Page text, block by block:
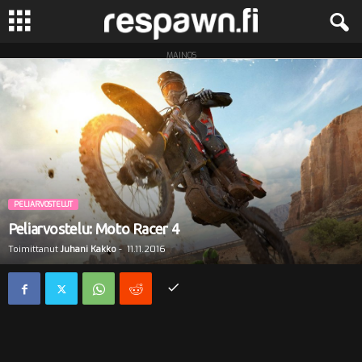
R
MAINOS
PELIARVOSTELUT
Peliarvostelu: Moto Racer 4
Toimittanut Juhani Kakko - 11.11.2016